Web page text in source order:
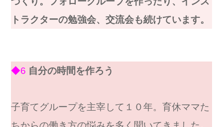
トラクターの勉強会、交流会も続けています。
◆6 自分の時間を作ろう
子育てグループを主宰して１０年。育休ママた